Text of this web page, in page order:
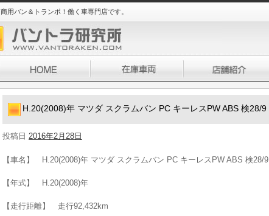
商用バン＆トランポ！働く車専門店です。
H.20(2008)年 マツダ スクラムバン PC キーレスPW ABS 検28/9
投稿日 2016年2月28日
【車名】 H.20(2008)年 マツダ スクラムバン PC キーレスPW ABS 検28/9
【年式】 H.20(2008)年
【走行距離】 走行92,432km